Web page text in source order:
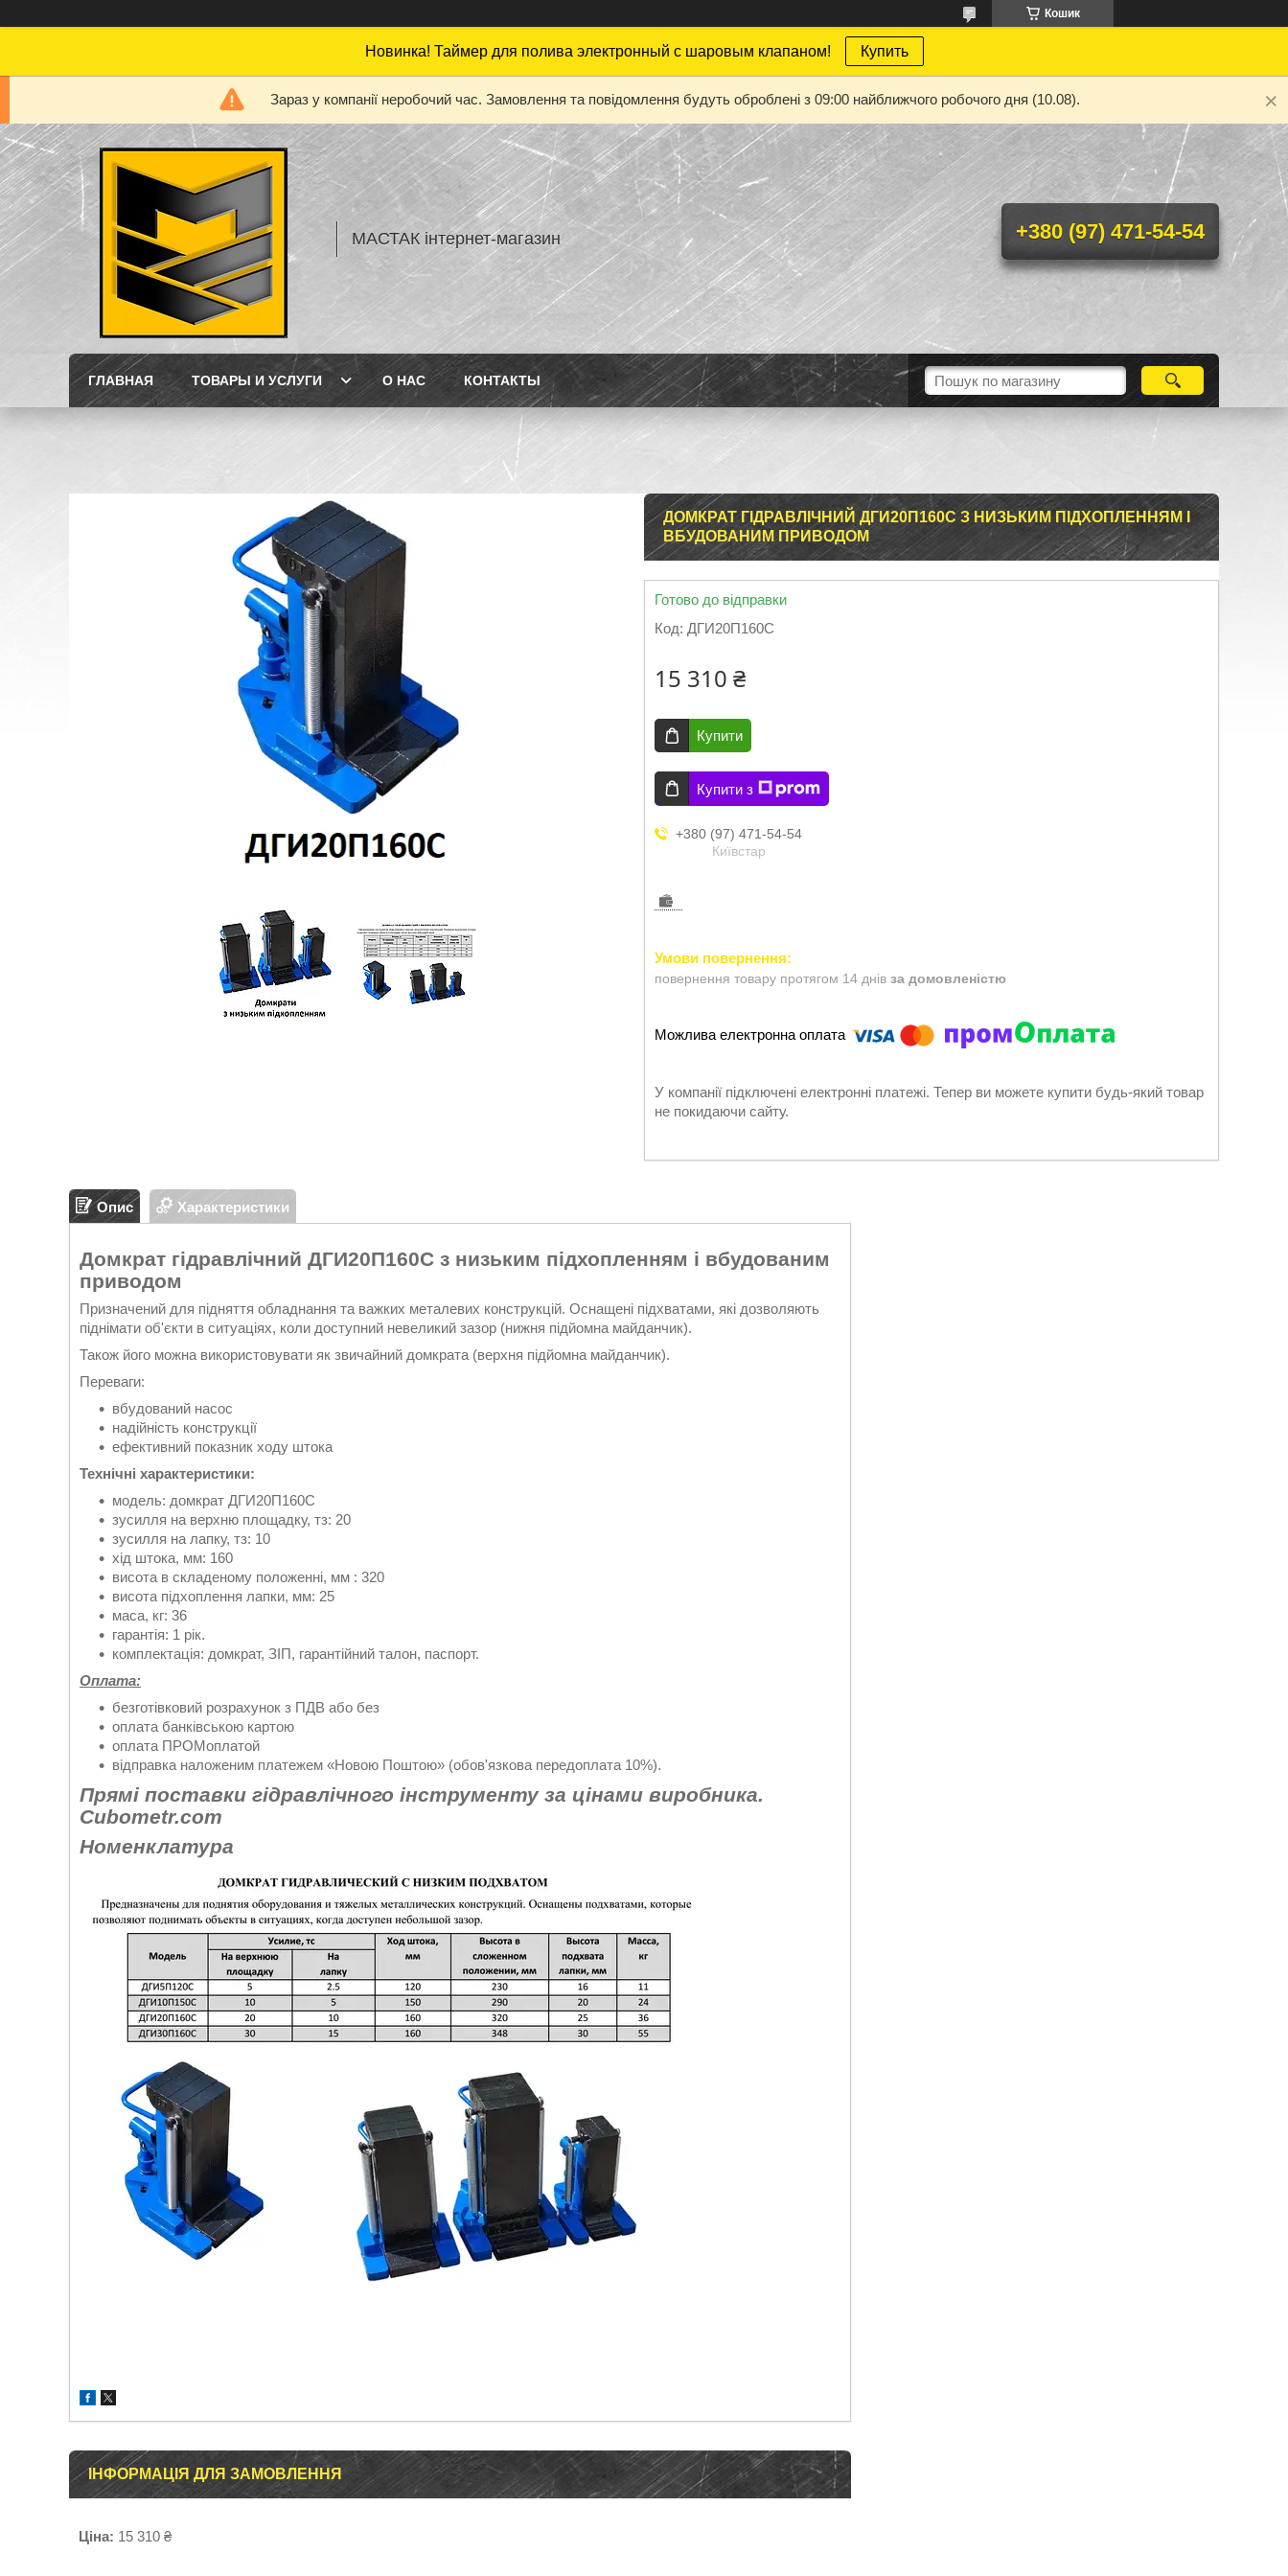
Кошик
Новинка! Таймер для полива электронный с шаровым клапаном! Купить
Зараз у компанії неробочий час. Замовлення та повідомлення будуть оброблені з 09:00 найближчого робочого дня (10.08).
МАСТАК інтернет-магазин +380 (97) 471-54-54
ГЛАВНАЯ ТОВАРЫ И УСЛУГИ О НАС КОНТАКТЫ
ДОМКРАТ ГІДРАВЛІЧНИЙ ДГИ20П160С З НИЗЬКИМ ПІДХОПЛЕННЯМ І
ВБУДОВАНИМ ПРИВОДОМ
Готово до відправки
Код: ДГИ20П160С
15 310 ₴
Купити
Купити з
+380 (97) 471-54-54
Київстар
повернення товару протягом 14 днів за домовленістю
У компанії підключені електронні платежі. Тепер ви можете купити будь-який товар
не покидаючи сайту.
Опис Характеристики
Домкрат гідравлічний ДГИ20П160С з низьким підхопленням і вбудованим
приводом
Призначений для підняття обладнання та важких металевих конструкцій. Оснащені підхватами, які дозволяють
піднімати об'єкти в ситуаціях, коли доступний невеликий зазор (нижня підйомна майданчик).
Також його можна використовувати як звичайний домкрата (верхня підйомна майданчик).
Переваги:
вбудований насос
надійність конструкції
ефективний показник ходу штока
Технічні характеристики:
модель: домкрат ДГИ20П160С
зусилля на верхню площадку, тз: 20
зусилля на лапку, тз: 10
хід штока, мм: 160
висота в складеному положенні, мм : 320
висота підхоплення лапки, мм: 25
маса, кг: 36
гарантія: 1 рік.
комплектація: домкрат, ЗІП, гарантійний талон, паспорт.
Оплата:
безготівковий розрахунок з ПДВ або без
оплата банківською картою
оплата ПРОМоплатой
відправка наложеним платежем «Новою Поштою» (обов'язкова передоплата 10%).
Прямі поставки гідравлічного інструменту за цінами виробника.
Cubometr.com
Номенклатура
ІНФОРМАЦІЯ ДЛЯ ЗАМОВЛЕННЯ
Ціна: 15 310 ₴